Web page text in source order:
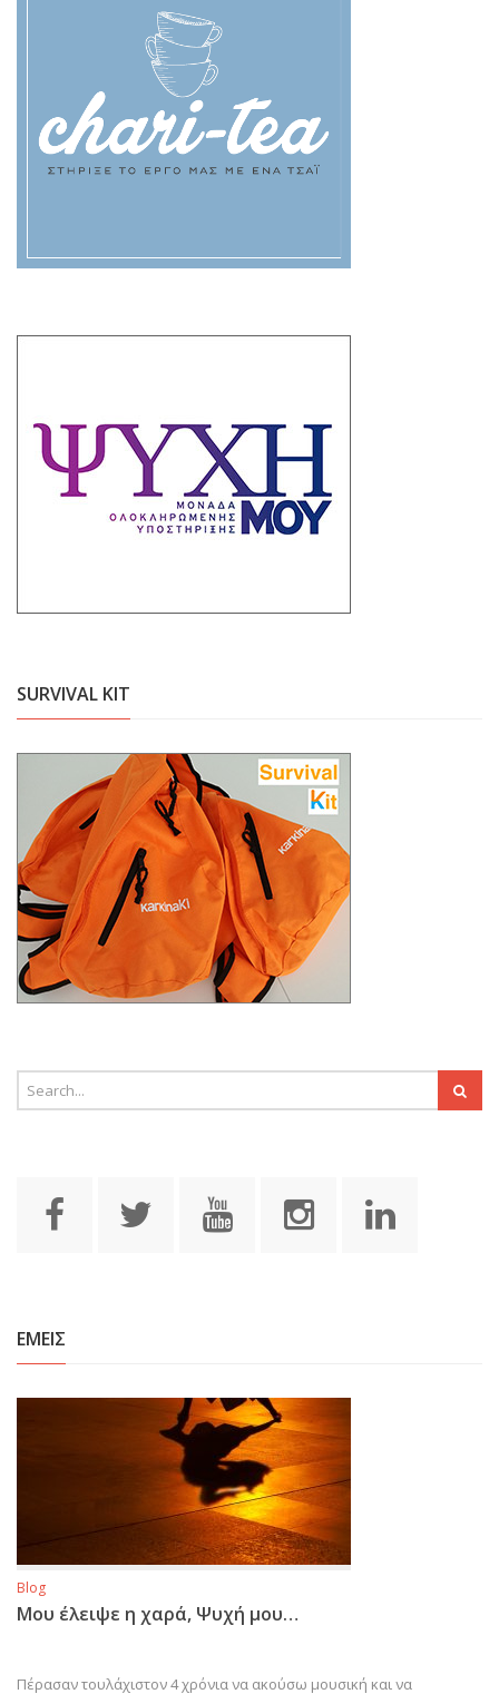
SURVIVAL KIT
ΕΜΕΙΣ
Blog
Μου έλειψε η χαρά, Ψυχή μου…
Πέρασαν τουλάχιστον 4 χρόνια να ακούσω μουσική και να